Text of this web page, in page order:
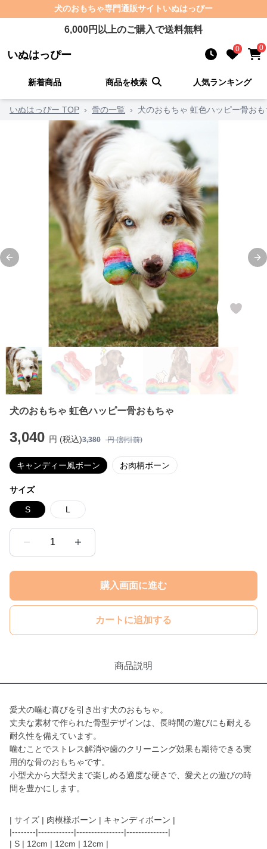
犬のおもちゃ専門通販サイト いぬはっぴー
6,000円以上のご購入で送料無料
いぬはっぴー 0 0
新着商品 商品を検索 人気ランキング
いぬはっぴー TOP › 骨の一覧 › 犬のおもちゃ 虹色ハッピー骨お
Previous slide
犬のおもちゃ 虹色ハッピー骨おもちゃ
3,040 円 (税込)3,380 円 (割引前)
キャンディー風ボーン お肉柄ボーン
サイズ
S L
1
購入画面に進む
カートに追加する
商品説明
愛犬の噛む喜びを引き出す犬のおもちゃ。
丈夫な素材で作られた骨型デザインは、長時間の遊びにも耐える
耐久性を備えています。
噛むことでストレス解消や歯のクリーニング効果も期待できる実
用的な骨のおもちゃです。
小型犬から大型犬まで楽しめる適度な硬さで、愛犬との遊びの時
間を豊かにします。
| サイズ | 肉模様ボーン | キャンディボーン |
|--------|------------|----------------|--------------|
| S | 12cm | 12cm | 12cm |